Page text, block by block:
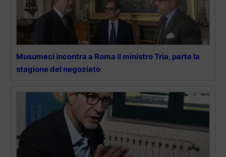
Musumeci incontra a Roma il ministro Tria, parte la
stagione del negoziato